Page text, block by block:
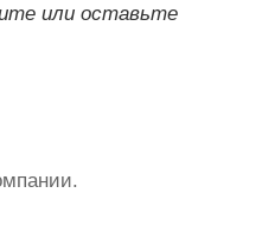
или оставьте